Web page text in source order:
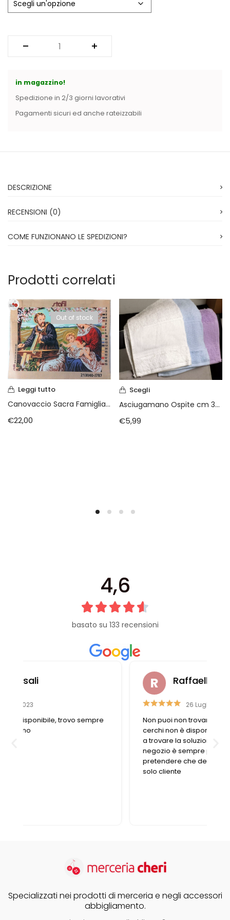
Vintage (165)
in magazzino!
Spedizione in 2/3 giorni lavorativi
Pagamenti sicuri ed anche rateizzabili
DESCRIZIONE
RECENSIONI (0)
COME FUNZIONANO LE SPEDIZIONI?
Prodotti correlati
Out of stock
Leggi tutto
Canovaccio Sacra Famiglia cm 30×40
€22,00
Scegli
Asciugamano Ospite cm 33 X 55 da ricamare
€5,99
4,6
basato su 133 recensioni
Raffaella Casadei
Non puoi non trovare ciò che cerchi. Se ciò che
cerchi non è disponibile, le commesse aiutano
a trovare la soluzione nel migliore dei modi. Il
negozio è sempre pieno e non si può
pretendere che dedicano tutto il tempo a un
Specializzati nei prodotti di merceria e negli accessori
abbigliamento.